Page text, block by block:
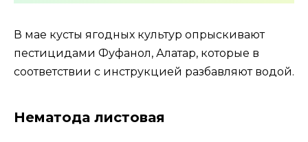
В мае кусты ягодных культур опрыскивают
пестицидами Фуфанол, Алатар, которые в
соответствии с инструкцией разбавляют водой.
Нематода листовая